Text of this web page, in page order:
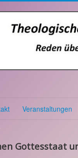
Veranstaltungen
Gottesstaat